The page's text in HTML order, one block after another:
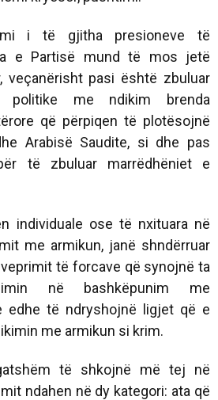
i të gjitha presioneve të
e Partisë mund të mos jetë
veçanërisht pasi është zbuluar
politike me ndikim brenda
që përpiqen të plotësojnë
Arabisë Saudite, si dhe pas
të zbuluar marrëdhëniet e
individuale ose të nxituara në
me armikun, janë shndërruar
të forcave që synojnë ta
në bashkëpunim me
edhe të ndryshojnë ligjet që e
me armikun si krim.
të shkojnë më tej në
ndahen në dy kategori: ata që